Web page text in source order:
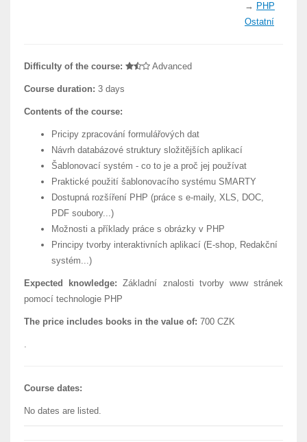
→ PHP
Ostatní
Difficulty of the course: Advanced
Course duration: 3 days
Contents of the course:
Pricipy zpracování formulářových dat
Návrh databázové struktury složitějších aplikací
Šablonovací systém - co to je a proč jej používat
Praktické použití šablonovacího systému SMARTY
Dostupná rozšíření PHP (práce s e-maily, XLS, DOC,
PDF soubory...)
Možnosti a příklady práce s obrázky v PHP
Principy tvorby interaktivních aplikací (E-shop, Redakční
systém...)
Expected knowledge: Základní znalosti tvorby www stránek
pomocí technologie PHP
The price includes books in the value of: 700 CZK
.
Course dates:
No dates are listed.